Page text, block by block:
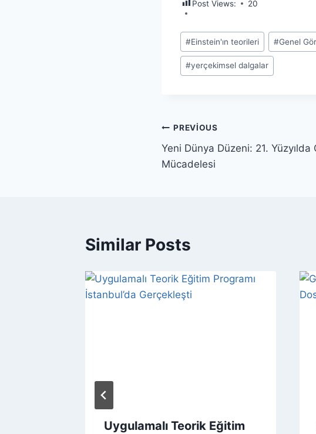
Post Views: 20
Post
Tags:
#Einstein'ın teorileri #Genel
#yerçekimsel dalgalar
Yazı
gezinmesi
PREVIOUS
Yeni Dünya Düzeni: 21. Yüzyılda
Mücadelesi
Similar Posts
Uygulamalı Teorik Eğitim